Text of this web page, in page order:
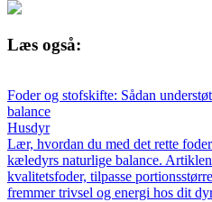
Læs også:
Foder og stofskifte: Sådan
balance
Husdyr
Lær, hvordan du med det rette
kæledyrs naturlige balance.
kvalitetsfoder, tilpasse
fremmer trivsel og energi hos dit